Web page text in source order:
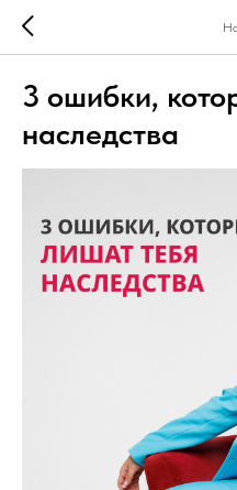
3 ошибки,
наследства